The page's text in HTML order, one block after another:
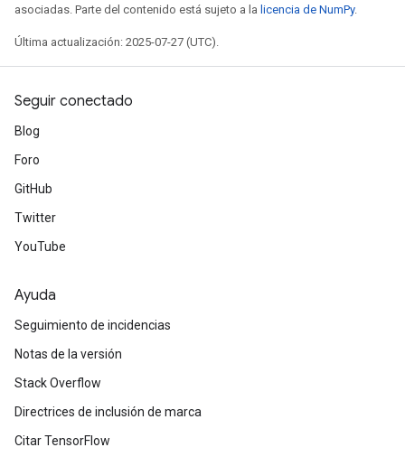
asociadas. Parte del contenido está sujeto a la licencia de NumPy.
Última actualización: 2025-07-27 (UTC).
Seguir conectado
Blog
Foro
GitHub
Twitter
YouTube
Ayuda
Seguimiento de incidencias
Notas de la versión
Stack Overflow
Directrices de inclusión de marca
Citar TensorFlow